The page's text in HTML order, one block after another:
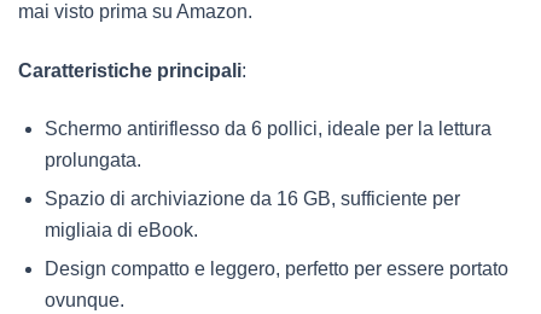
mai visto prima su Amazon.
Caratteristiche principali:
Schermo antiriflesso da 6 pollici, ideale per la lettura
prolungata.
Spazio di archiviazione da 16 GB, sufficiente per
migliaia di eBook.
Design compatto e leggero, perfetto per essere portato
ovunque.